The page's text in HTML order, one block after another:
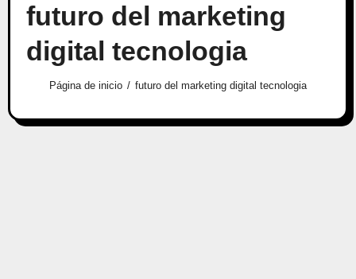
futuro del marketing
digital tecnologia
Página de inicio futuro del marketing digital tecnologia